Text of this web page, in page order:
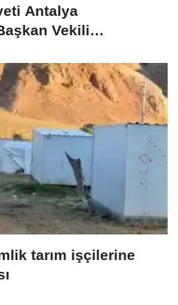
Antalya
Vekili
tarım işçilerine